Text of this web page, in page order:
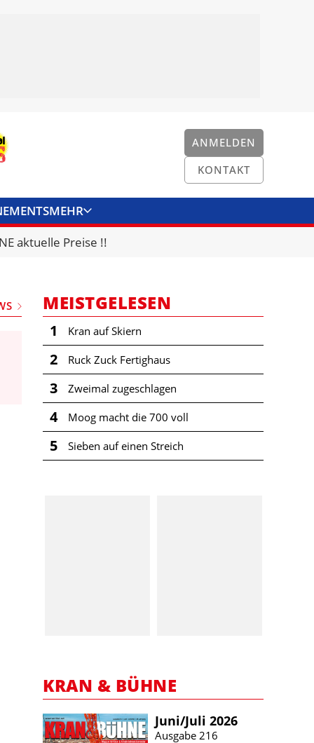
ANMELDEN
KONTAKT
MEHR
KONTAKT
aktuelle Preise !!
MEISTGELESEN
1 Kran auf Skiern
2 Ruck Zuck Fertighaus
3 Zweimal zugeschlagen
4 Moog macht die 700 voll
5 Sieben auf einen Streich
KRAN & BÜHNE
Juni/​Juli 2026
Ausgabe 216